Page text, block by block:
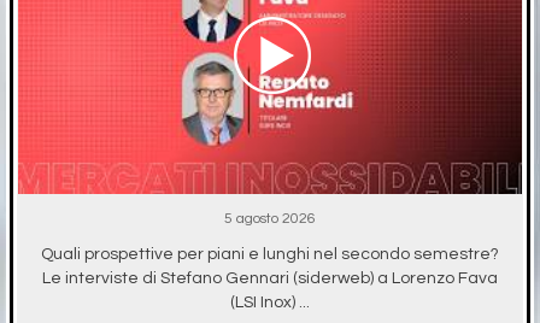
5 agosto 2026
Quali prospettive per piani e lunghi nel secondo semestre?
Le interviste di Stefano Gennari (siderweb) a Lorenzo Fava
(LSI Inox) ...